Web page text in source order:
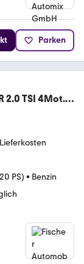
Parken
2.0 TSI 4Mot.
DAB+
PS) • Benzin